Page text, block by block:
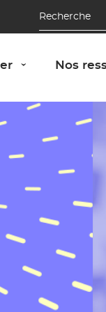
Recherche
solutions"
› Afficher le
Nos